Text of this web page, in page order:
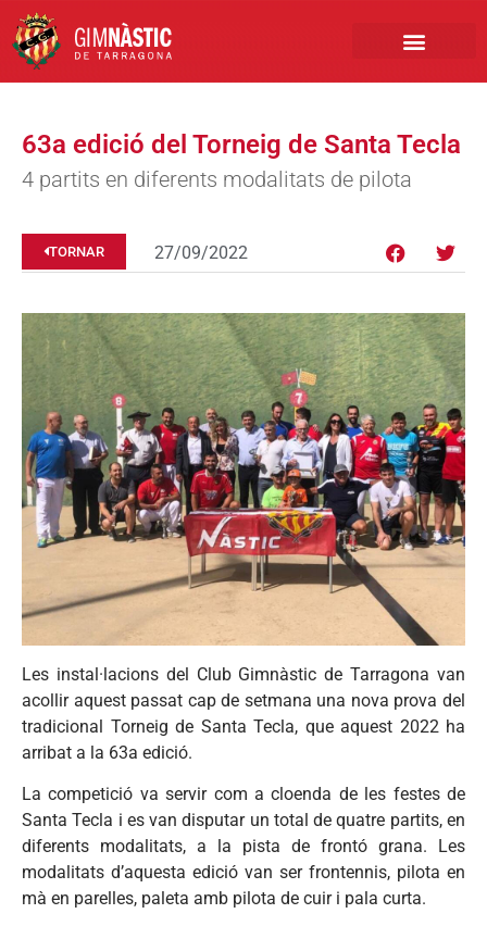
63a edició del Torneig de Santa Tecla
4 partits en diferents modalitats de pilota
TORNAR 27/09/2022
Les instal·lacions del Club Gimnàstic de Tarragona van
acollir aquest passat cap de setmana una nova prova del
tradicional Torneig de Santa Tecla, que aquest 2022 ha
arribat a la 63a edició.
La competició va servir com a cloenda de les festes de
Santa Tecla i es van disputar un total de quatre partits, en
diferents modalitats, a la pista de frontó grana. Les
modalitats d’aquesta edició van ser frontennis, pilota en
mà en parelles, paleta amb pilota de cuir i pala curta.